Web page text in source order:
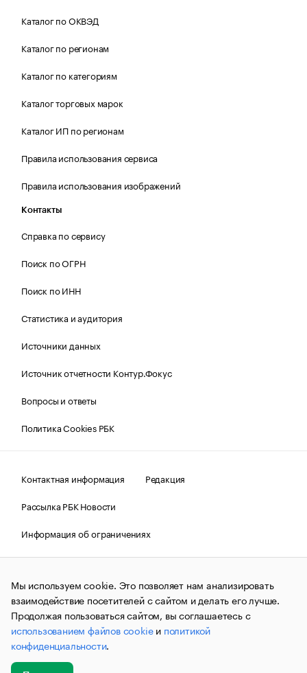
Каталог по ОКВЭД
Каталог по регионам
Каталог по категориям
Каталог торговых марок
Каталог ИП по регионам
Правила использования сервиса
Правила использования изображений
Контакты
Справка по сервису
Поиск по ОГРН
Поиск по ИНН
Статистика и аудитория
Источники данных
Источник отчетности Контур.Фокус
Вопросы и ответы
Политика Cookies РБК
Контактная информация
Редакция
Рассылка РБК Новости
Информация об ограничениях
Правовая информация
О соблюдении авторских прав
© АО «РОСБИЗНЕСКОНСАЛТИНГ»,1995–2026.Сообщения
и материалы информационного агентства «РБК»
(зарегистрировано Федеральной службой по надзору в сфере
связи, информационных технологий и массовых
коммуникаций (Роскомнадзор) 09.12.2015 за номером ИА
№ФС77-63848) сопровождаются пометкой «РБК». Отдельные
публикации могут содержать информацию,
не предназначенную для пользователей
Мы используем cookie. Это позволяет нам анализировать
взаимодействие посетителей с сайтом и делать его лучше.
Продолжая пользоваться сайтом, вы соглашаетесь с
использованием файлов cookieи политикой
конфиденциальности.